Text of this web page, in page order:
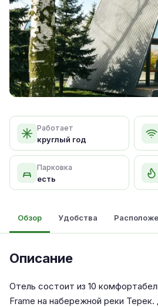
Работает
круглый год
Парковка
есть
Обзор Удобства
Описание
Отель состоит из 10
Frame на набережной реки